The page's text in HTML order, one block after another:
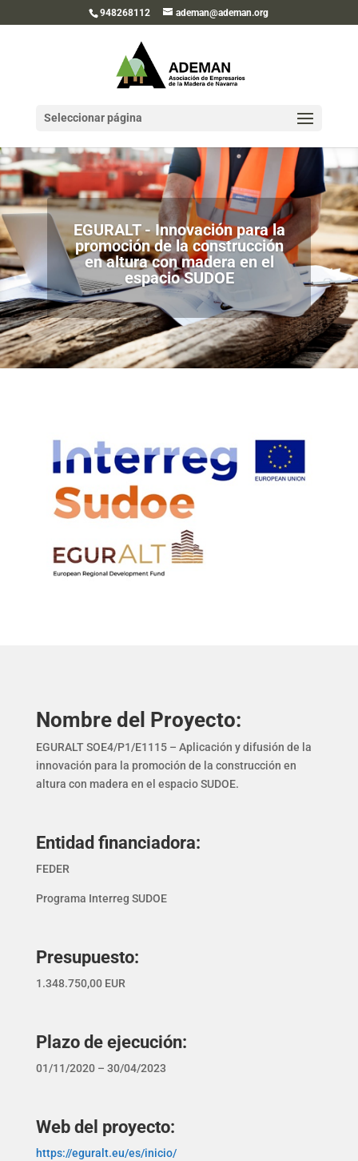
948268112 ademan@ademan.org
Seleccionar página
EGURALT - Innovación para la
promoción de la construcción
en altura con madera en el
espacio SUDOE
Nombre del Proyecto:
EGURALT SOE4/P1/E1115 – Aplicación y difusión de la
innovación para la promoción de la construcción en
altura con madera en el espacio SUDOE.
Entidad financiadora:
FEDER
Programa Interreg SUDOE
Presupuesto:
1.348.750,00 EUR
Plazo de ejecución:
01/11/2020 – 30/04/2023
Web del proyecto:
https://eguralt.eu/es/inicio/